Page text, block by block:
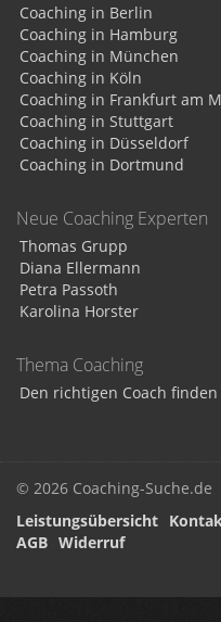
Coaching in Berlin
Coaching in Hamburg
Coaching in München
Coaching in Köln
Coaching in Frankfurt am
Coaching in Stuttgart
Coaching in Düsseldorf
Coaching in Dortmund
Neue Coaching Experten
Thomas Grupp
Diana Ellermann
Petra Passoth
Karolina Horster
Thema Coaching
Den richtigen Coach finden
© 2026 Coaching-Suche.de
Leistungsübersicht
AGB Widerruf